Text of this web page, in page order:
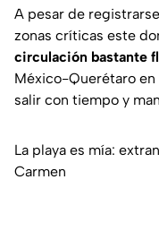
A pesar de
zonas críticas este
circulación bastante
México-Querétaro en
salir con tiempo y
La playa es mía:
Carmen